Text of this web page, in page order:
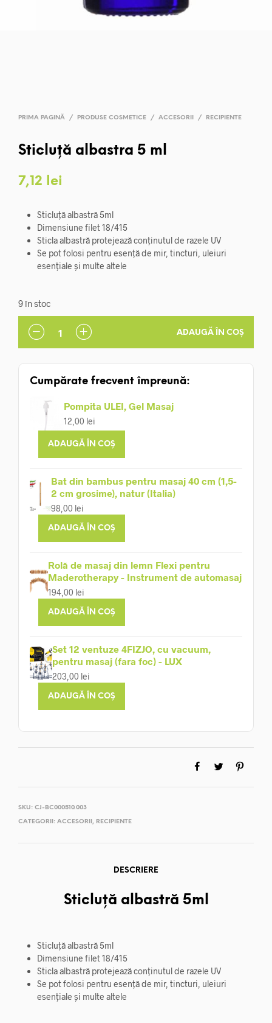
PRIMA PAGINĂ / PRODUSE COSMETICE / ACCESORII / RECIPIENTE
Sticluță albastra 5 ml
7,12 lei
Sticluță albastră 5ml
Dimensiune filet 18/415
Sticla albastră protejează conținutul de razele UV
Se pot folosi pentru esență de mir, tincturi, uleiuri
esențiale și multe altele
9 în stoc
ADAUGĂ ÎN COȘ
Cumpărate frecvent împreună:
Pompita ULEI, Gel Masaj
12,00 lei
ADAUGĂ ÎN COȘ
Bat din bambus pentru masaj 40 cm (1,5-
2 cm grosime), natur (Italia)
98,00 lei
ADAUGĂ ÎN COȘ
Rolă de masaj din lemn Flexi pentru
Maderotherapy - Instrument de automasaj
194,00 lei
ADAUGĂ ÎN COȘ
Set 12 ventuze 4FIZJO, cu vacuum,
pentru masaj (fara foc) - LUX
203,00 lei
ADAUGĂ ÎN COȘ
SKU: CJ-BC000510.003
CATEGORII: ACCESORII, RECIPIENTE
DESCRIERE
Sticluță albastră 5ml
Sticluță albastră 5ml
Dimensiune filet 18/415
Sticla albastră protejează conținutul de razele UV
Se pot folosi pentru esență de mir, tincturi, uleiuri
esențiale și multe altele